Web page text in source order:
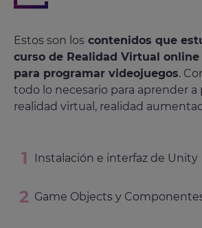
Estos son los contenidos que
curso de Realidad Virtual online
para programar videojuegos.
todo lo necesario para aprender a
realidad virtual, realidad
Instalación e interfaz de Unity
Game Objects y